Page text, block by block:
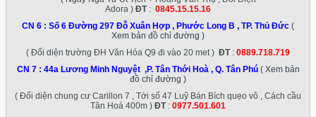
Adora ) ĐT: 0845.15.15.16
CN 6 : Số 6 Đường 297 Đỗ Xuân Hợp , Phước Long B , TP. Thủ Đức (
Xem bản đồ chỉ đường )
( Đối diện trường ĐH Văn Hóa Q9 đi vào 20 met ) ĐT: 0889.718.719
CN 7 : 44a Lương Minh Nguyệt ,P. Tân Thới Hoà , Q. Tân Phú ( Xem bản
đồ chỉ đường )
( Đối diện chung cư Carillon 7 , Tới số 47 Luỹ Bán Bích quẹo vô , Cách cầu
Tân Hoá 400m ) ĐT: 0977.501.601